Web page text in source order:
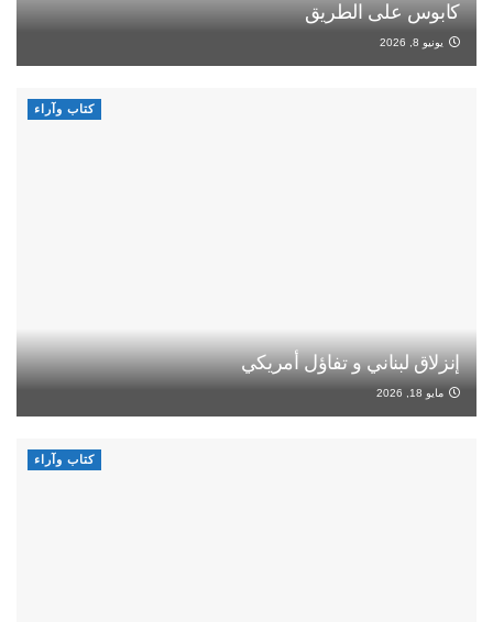
كابوس على الطريق
يونيو 8, 2026
كتاب وآراء
إنزلاق لبناني و تفاؤل أمريكي
مايو 18, 2026
كتاب وآراء